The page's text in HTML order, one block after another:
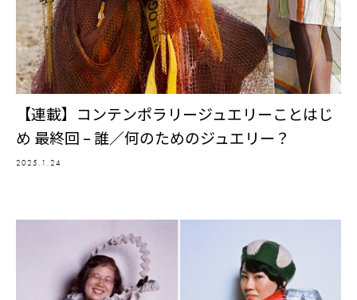
【連載】コンテンポラリージュエリーことはじ
め 最終回 – 誰／何のためのジュエリー？
2025.1.24